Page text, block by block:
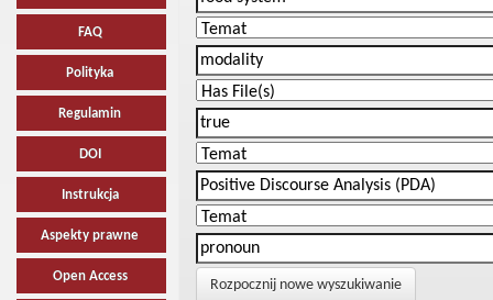
FAQ
Polityka
Regulamin
DOI
Instrukcja
Aspekty prawne
Open Access
Rozpocznij nowe wyszukiwanie